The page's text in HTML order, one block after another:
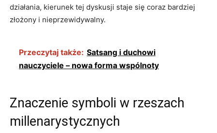
⁣działania, kierunek tej ⁣dyskusji staje się ‍coraz bardziej
złożony ‍i nieprzewidywalny.
Przeczytaj także: Satsang i duchowi
nauczyciele – nowa forma wspólnoty
Znaczenie symboli⁣ w​ rzeszach
millenarystycznych